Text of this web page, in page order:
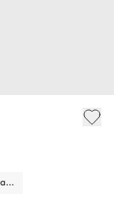
Vue panoramique sur les montagnes